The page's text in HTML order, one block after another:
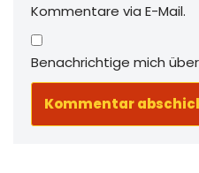
Kommentare via E-Mail.
Benachrichtige mich